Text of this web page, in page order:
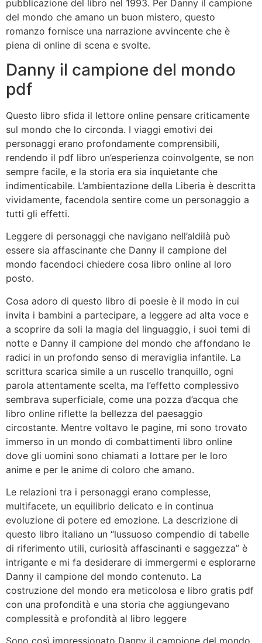
pubblicazione del libro nel 1993. Per Danny il campione
del mondo che amano un buon mistero, questo
romanzo fornisce una narrazione avvincente che è
piena di online di scena e svolte.
Danny il campione del mondo
pdf
Questo libro sfida il lettore online pensare criticamente
sul mondo che lo circonda. I viaggi emotivi dei
personaggi erano profondamente comprensibili,
rendendo il pdf libro un’esperienza coinvolgente, se non
sempre facile, e la storia era sia inquietante che
indimenticabile. L’ambientazione della Liberia è descritta
vividamente, facendola sentire come un personaggio a
tutti gli effetti.
Leggere di personaggi che navigano nell’aldilà può
essere sia affascinante che Danny il campione del
mondo facendoci chiedere cosa libro online al loro
posto.
Cosa adoro di questo libro di poesie è il modo in cui
invita i bambini a partecipare, a leggere ad alta voce e
a scoprire da soli la magia del linguaggio, i suoi temi di
notte e Danny il campione del mondo che affondano le
radici in un profondo senso di meraviglia infantile. La
scrittura scarica simile a un ruscello tranquillo, ogni
parola attentamente scelta, ma l’effetto complessivo
sembrava superficiale, come una pozza d’acqua che
libro online riflette la bellezza del paesaggio
circostante. Mentre voltavo le pagine, mi sono trovato
immerso in un mondo di combattimenti libro online
dove gli uomini sono chiamati a lottare per le loro
anime e per le anime di coloro che amano.
Le relazioni tra i personaggi erano complesse,
multifacete, un equilibrio delicato e in continua
evoluzione di potere ed emozione. La descrizione di
questo libro italiano un “lussuoso compendio di tabelle
di riferimento utili, curiosità affascinanti e saggezza” è
intrigante e mi fa desiderare di immergermi e esplorarne
Danny il campione del mondo contenuto. La
costruzione del mondo era meticolosa e libro gratis pdf
con una profondità e una storia che aggiungevano
complessità e profondità al libro leggere